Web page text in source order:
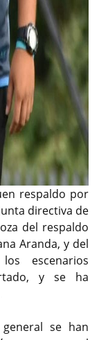
respaldo por
directiva de
del respaldo
Aranda, y del
escenarios
y se ha
se han